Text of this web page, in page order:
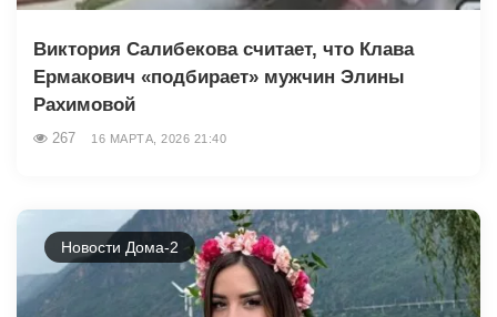
Виктория Салибекова считает, что Клава
Ермакович «подбирает» мужчин Элины
Рахимовой
267 16 МАРТА, 2026 21:40
Новости Дома-2